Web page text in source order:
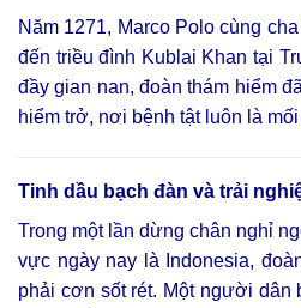
Năm 1271, Marco Polo cùng
đến triều đình Kublai Khan tại
đầy gian nan, đoàn thám hiểm
hiểm trở, nơi bệnh tật luôn là
Tinh dầu bạch đàn và trải
Trong một lần dừng chân nghỉ
vực ngày nay là Indonesia,
phải cơn sốt rét. Một người dân